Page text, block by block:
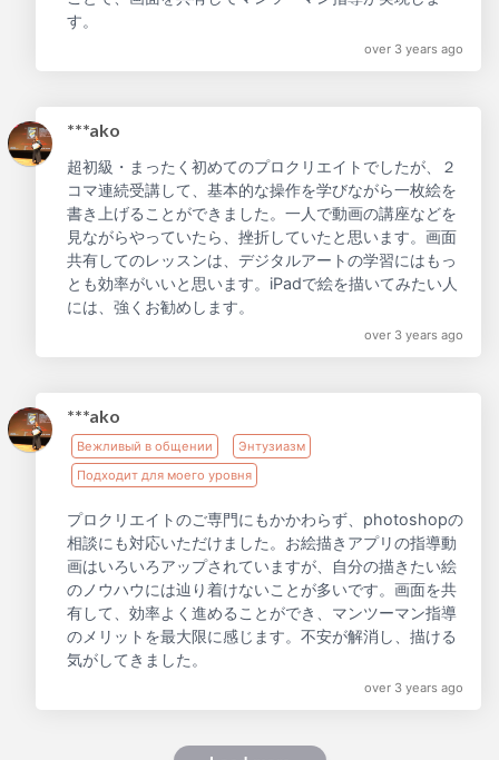
す。
over 3 years ago
***ako
超初級・まったく初めてのプロクリエイトでしたが、２
コマ連続受講して、基本的な操作を学びながら一枚絵を
書き上げることができました。一人で動画の講座などを
見ながらやっていたら、挫折していたと思います。画面
共有してのレッスンは、デジタルアートの学習にはもっ
とも効率がいいと思います。iPadで絵を描いてみたい人
には、強くお勧めします。
over 3 years ago
***ako
Вежливый в общении
Энтузиазм
Подходит для моего уровня
プロクリエイトのご専門にもかかわらず、photoshopの
相談にも対応いただけました。お絵描きアプリの指導動
画はいろいろアップされていますが、自分の描きたい絵
のノウハウには辿り着けないことが多いです。画面を共
有して、効率よく進めることができ、マンツーマン指導
のメリットを最大限に感じます。不安が解消し、描ける
気がしてきました。
over 3 years ago